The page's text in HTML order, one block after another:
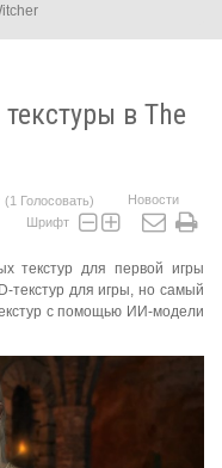
в The
(1 Голосовать)
Новости
Шрифт
текстур для первой игры
текстур для игры, но самый
с помощью ИИ-модели